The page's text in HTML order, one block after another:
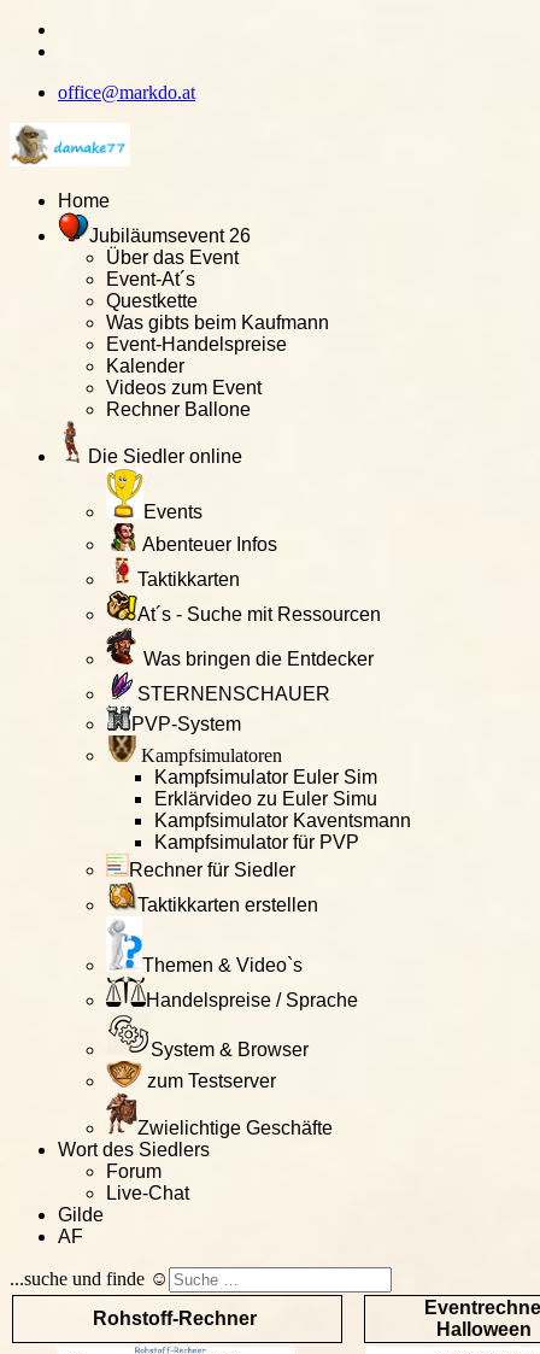
office@markdo.at
Home
Jubiläumsevent 26
Über das Event
Event-At´s
Questkette
Was gibts beim Kaufmann
Event-Handelspreise
Kalender
Videos zum Event
Rechner Ballone
Die Siedler online
Events
Abenteuer Infos
Taktikkarten
At´s - Suche mit Ressourcen
Was bringen die Entdecker
STERNENSCHAUER
PVP-System
Kampfsimulatoren
Kampfsimulator Euler Sim
Erklärvideo zu Euler Simu
Kampfsimulator Kaventsmann
Kampfsimulator für PVP
Rechner für Siedler
Taktikkarten erstellen
Themen & Video`s
Handelspreise / Sprache
System & Browser
zum Testserver
Zwielichtige Geschäfte
Wort des Siedlers
Forum
Live-Chat
Gilde
AF
...suche und finde ☺
Rohstoff-Rechner
Halloween